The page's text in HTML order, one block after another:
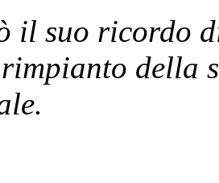
il suo ricordo
della